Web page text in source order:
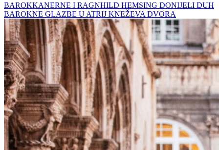
BAROKKANERNE I RAGNHILD HEMSING DONIJELI DUH
BAROKNE GLAZBE U ATRIJ KNEŽEVA DVORA